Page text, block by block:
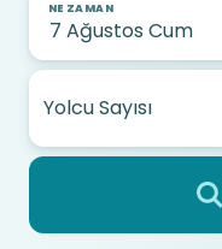
NE ZAMAN
Yolcu Sayısı